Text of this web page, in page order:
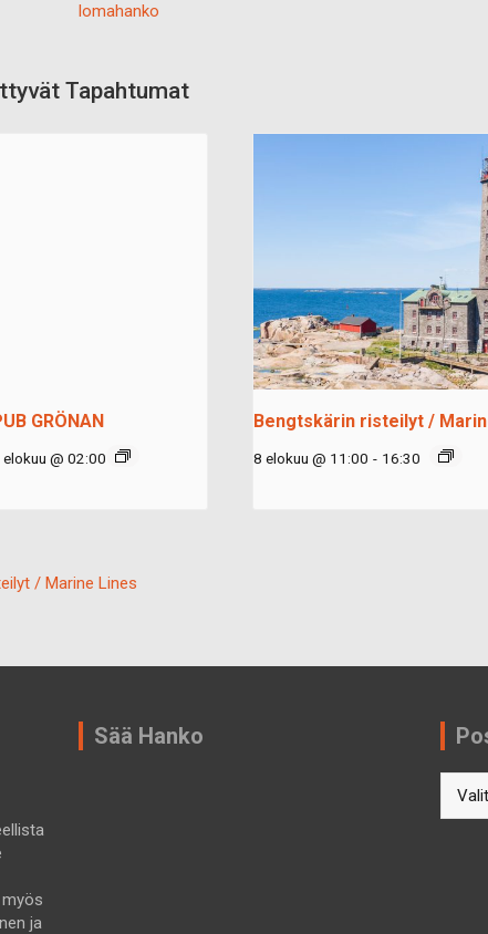
lomahanko
Tapahtumat
GRÖNAN
elokuu @ 02:00
Bengtskärin risteilyt /
8 elokuu @ 11:00 - 16:30
/ Marine Lines
ja
Sää Hanko